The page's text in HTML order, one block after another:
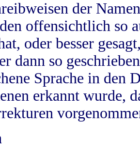
der
offensichtlich so
oder besser
dann so
Sprache in
erkannt wurde,